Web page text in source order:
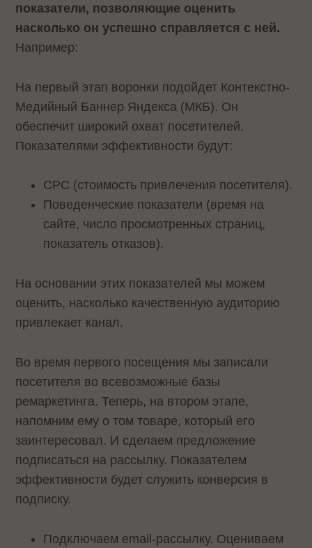
показатели, позволяющие оценить
насколько он успешно справляется с ней.
Например:
На первый этап воронки подойдет Контекстно-
Медийный Баннер Яндекса (МКБ). Он
обеспечит широкий охват посетителей.
Показателями эффективности будут:
CPC (стоимость привлечения посетителя).
Поведенческие показатели (время на
сайте, число просмотренных страниц,
показатель отказов).
На основании этих показателей мы можем
оценить, насколько качественную аудиторию
привлекает канал.
Во время первого посещения мы записали
посетителя во всевозможные базы
ремаркетинга. Теперь, на втором этапе,
напомним ему о том товаре, который его
заинтересовал. И сделаем предложение
подписаться на рассылку. Показателем
эффективности будет служить конверсия в
подписку.
Подключаем email-рассылку. Оцениваем